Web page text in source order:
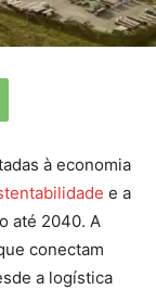
à economia
e a
até 2040. A
conectam
a logística